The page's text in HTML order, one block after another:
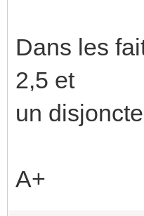
Dans les
2,5 et
un
A+